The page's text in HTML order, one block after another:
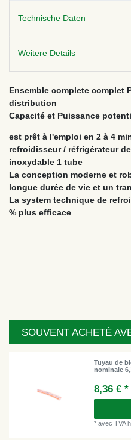
Technische Daten
Weitere Details
Ensemble complete complet
distribution
Capacité et Puissance
est prêt à l'emploi en 2 à 4
refroidisseur / réfrigérateur
inoxydable 1 tube
La conception moderne et
longue durée de vie et un
La system technique de
% plus efficace
SOUVENT ACHETÉ
Tuyau de
nominale
8,36 € *
*avec TVA